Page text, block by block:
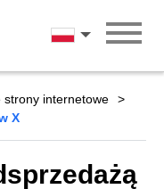
Polski
strony internetowe
X